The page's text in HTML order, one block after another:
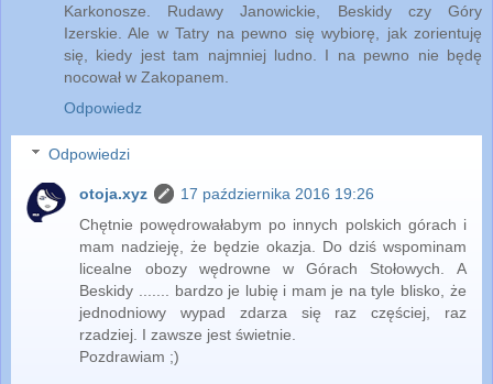
Karkonosze. Rudawy Janowickie, Beskidy czy Góry
Izerskie. Ale w Tatry na pewno się wybiorę, jak zorientuję
się, kiedy jest tam najmniej ludno. I na pewno nie będę
nocował w Zakopanem.
Odpowiedz
Odpowiedzi
otoja.xyz
17 października 2016 19:26
Chętnie powędrowałabym po innych polskich górach i
mam nadzieję, że będzie okazja. Do dziś wspominam
licealne obozy wędrowne w Górach Stołowych. A
Beskidy ....... bardzo je lubię i mam je na tyle blisko, że
jednodniowy wypad zdarza się raz częściej, raz
rzadziej. I zawsze jest świetnie.
Pozdrawiam ;)